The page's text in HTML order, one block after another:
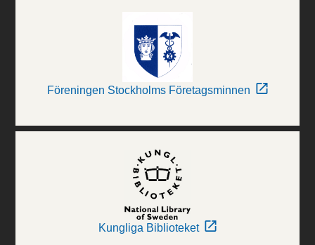
Föreningen Stockholms Företagsminnen
Kungliga Biblioteket